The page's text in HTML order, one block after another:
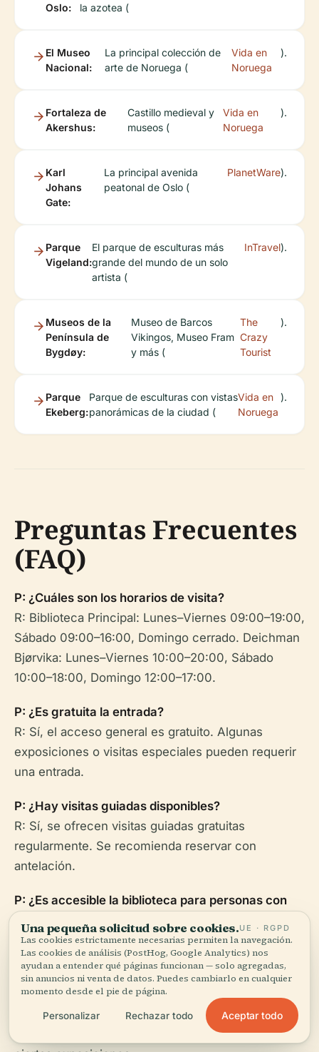
Oslo:
la azotea (
El Museo
Nacional:
La principal colección de
arte de Noruega (
Vida en
Noruega
).
Fortaleza de
Akershus:
Castillo medieval y
museos (
Vida en
Noruega
).
Karl
Johans
Gate:
La principal avenida
peatonal de Oslo (
PlanetWare).
Parque
Vigeland:
El parque de esculturas más
grande del mundo de un solo
artista (
InTravel).
Museos de la
Península de
Bygdøy:
Museo de Barcos
Vikingos, Museo Fram
y más (
The
Crazy
Tourist
).
Parque
Ekeberg:
Parque de esculturas con vistas
panorámicas de la ciudad (
Vida en
Noruega
).
Preguntas Frecuentes
(FAQ)
P: ¿Cuáles son los horarios de visita?
R: Biblioteca Principal: Lunes–Viernes 09:00–19:00,
Sábado 09:00–16:00, Domingo cerrado. Deichman
Bjørvika: Lunes–Viernes 10:00–20:00, Sábado
10:00–18:00, Domingo 12:00–17:00.
P: ¿Es gratuita la entrada?
R: Sí, el acceso general es gratuito. Algunas
exposiciones o visitas especiales pueden requerir
una entrada.
P: ¿Hay visitas guiadas disponibles?
R: Sí, se ofrecen visitas guiadas gratuitas
regularmente. Se recomienda reservar con
antelación.
P: ¿Es accesible la biblioteca para personas con
R: Sí, con entrada sin escalones, ascensores,
aseos accesibles y tecnologías de asistencia.
P: ¿Puedo hacer fotografías dentro?
R: Generalmente se permite la fotografía en las
áreas públicas, pero puede estar restringida en
Una pequeña solicitud sobre cookies.UE · RGPD
Las cookies estrictamente necesarias permiten la navegación.
Las cookies de análisis (PostHog, Google Analytics) nos
ayudan a entender qué páginas funcionan — solo agregadas,
sin anuncios ni venta de datos. Puedes cambiarlo en cualquier
momento desde el pie de página.
Personalizar Rechazar todo Aceptar todo